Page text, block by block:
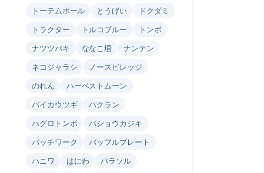
トーテムポール
とうげい
ドクダミ
トラクター
トルコブルー
トンボ
ナツツバキ
ななこ垣
ナンテン
ネコジャラシ
ノースビレッジ
のれん
ハーベストムーン
バイカウツギ
ハクラン
ハグロトンボ
バショウカジキ
パッチワーク
バッフルプレート
ハニワ
はにわ
パラソル